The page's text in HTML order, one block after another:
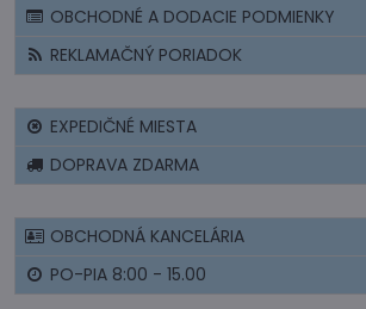
OBCHODNÉ A DODACIE PODMIENKY
REKLAMAČNÝ PORIADOK
EXPEDIČNÉ MIESTA
DOPRAVA ZDARMA
OBCHODNÁ KANCELÁRIA
PO-PIA 8:00 - 15.00